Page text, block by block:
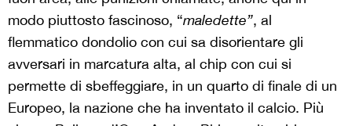
modo piuttosto fascinoso, “maledette”, al
flemmatico dondolio con cui sa disorientare gli
avversari in marcatura alta, al chip con cui si
permette di sbeffeggiare, in un quarto di finale di un
Europeo, la nazione che ha inventato il calcio. Più